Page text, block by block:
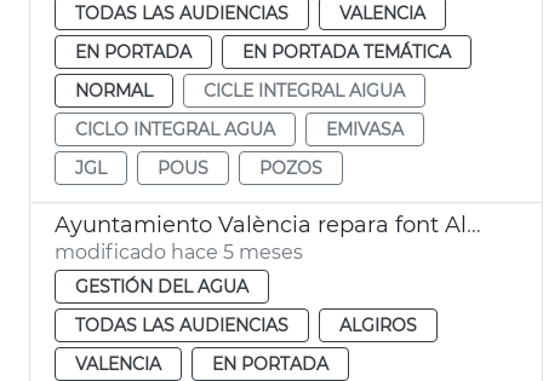
TODAS LAS AUDIENCIAS
VALENCIA
EN PORTADA
EN PORTADA TEMÁTICA
NORMAL
CICLE INTEGRAL AIGUA
CICLO INTEGRAL AGUA
EMIVASA
JGL
POUS POZOS
Ayuntamiento València repara font Alguer
modificado hace 5 meses
GESTIÓN DEL AGUA
TODAS LAS AUDIENCIAS
ALGIROS
VALENCIA
EN PORTADA